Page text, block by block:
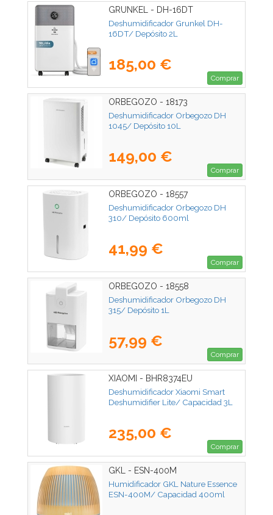
GRUNKEL - DH-16DT
Deshumidificador Grunkel DH-
16DT/ Depósito 2L
185,00 €
Comprar
ORBEGOZO - 18173
Deshumidificador Orbegozo DH
1045/ Depósito 10L
149,00 €
Comprar
ORBEGOZO - 18557
Deshumidificador Orbegozo DH
310/ Depósito 600ml
41,99 €
Comprar
ORBEGOZO - 18558
Deshumidificador Orbegozo DH
315/ Depósito 1L
57,99 €
Comprar
XIAOMI - BHR8374EU
Deshumidificador Xiaomi Smart
Deshumidifier Lite/ Capacidad 3L
235,00 €
Comprar
GKL - ESN-400M
Humidificador GKL Nature Essence
ESN-400M/ Capacidad 400ml